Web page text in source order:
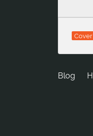
Cover
Blog